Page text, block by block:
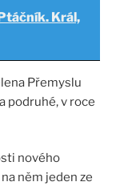
Král,
Přemyslu
podruhé, v roce
nového
něm jeden ze